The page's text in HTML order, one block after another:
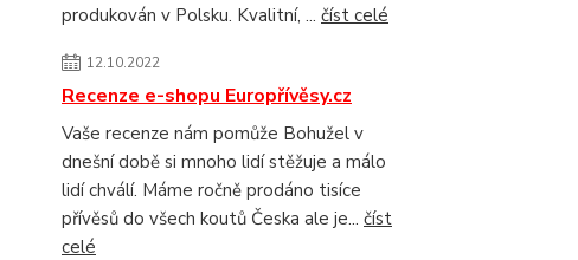
produkován v Polsku. Kvalitní, ... číst celé
12.10.2022
Recenze e-shopu Europřívěsy.cz
Vaše recenze nám pomůže Bohužel v
dnešní době si mnoho lidí stěžuje a málo
lidí chválí. Máme ročně prodáno tisíce
přívěsů do všech koutů Česka ale je... číst
celé